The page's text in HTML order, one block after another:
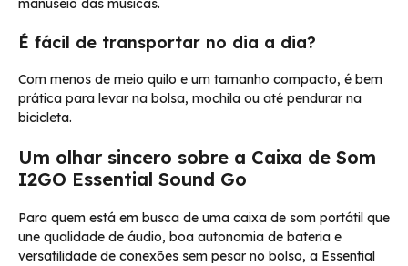
manuseio das músicas.
É fácil de transportar no dia a dia?
Com menos de meio quilo e um tamanho compacto, é bem
prática para levar na bolsa, mochila ou até pendurar na
bicicleta.
Um olhar sincero sobre a Caixa de Som
I2GO Essential Sound Go
Para quem está em busca de uma caixa de som portátil que
une qualidade de áudio, boa autonomia de bateria e
versatilidade de conexões sem pesar no bolso, a Essential